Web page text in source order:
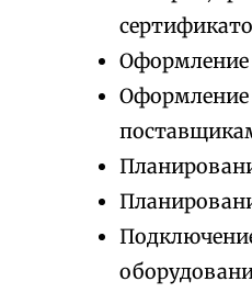
Оформление
Оформление